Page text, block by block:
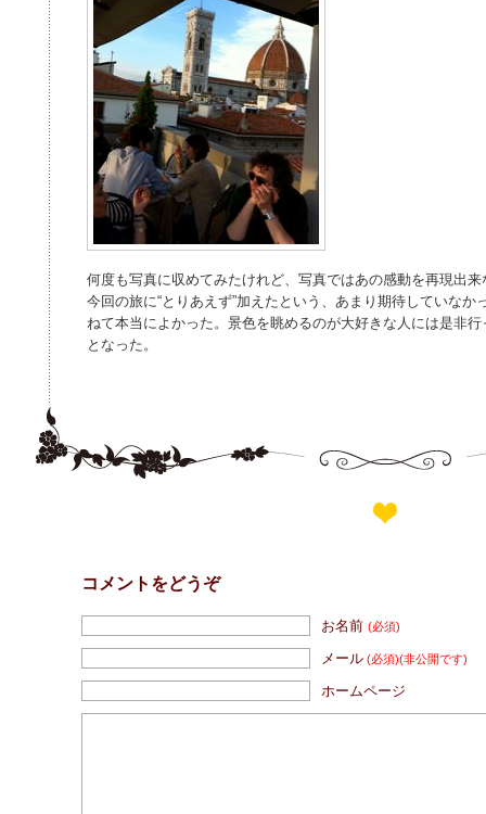
何度も写真に収めてみたけれど、写真ではあの感動を再現出来
今回の旅に“とりあえず”加えたという、あまり期待していなか
ねて本当によかった。景色を眺めるのが大好きな人には是非
となった。
コメントをどうぞ
お名前(必須)
メール (必須)(非公開です)
ホームページ